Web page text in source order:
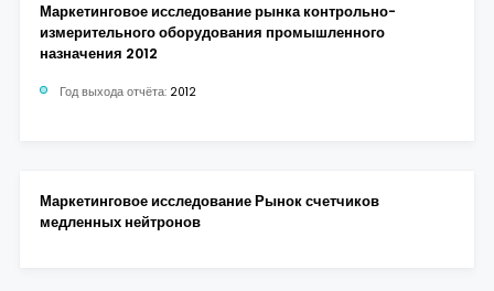
Маркетинговое исследование рынка контрольно-
измерительного оборудования промышленного
назначения 2012
Год выхода отчёта: 2012
Маркетинговое исследование Рынок счетчиков
медленных нейтронов